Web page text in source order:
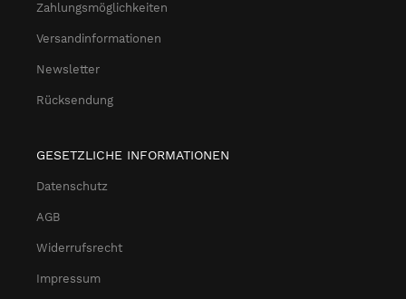
Zahlungsmöglichkeiten
Versandinformationen
Newsletter
Rücksendung
GESETZLICHE INFORMATIONEN
Datenschutz
AGB
Widerrufsrecht
Impressum